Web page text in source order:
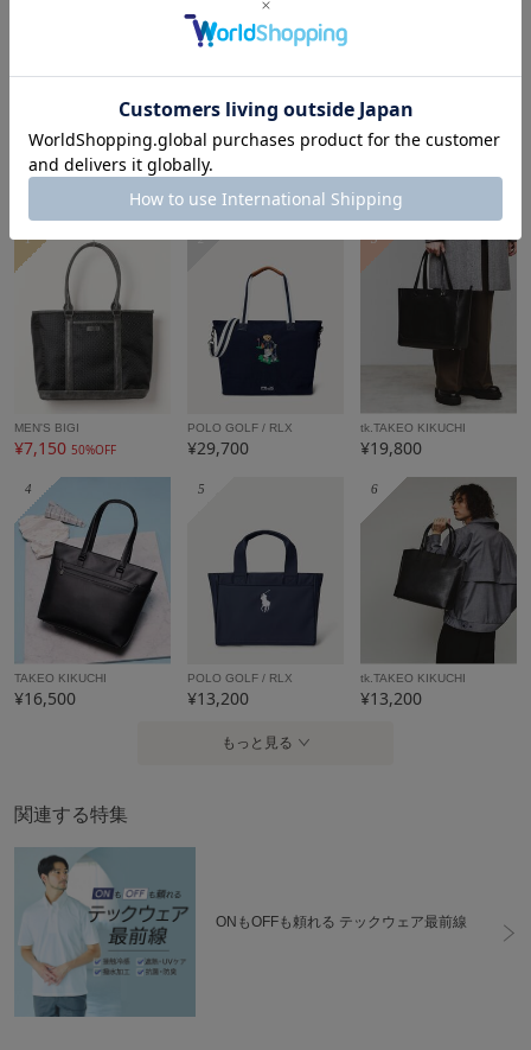
¥5,170 ¥7,590 ¥7,590
メンズトートバッグランキング
1
MEN'S BIGI
¥7,150 50%OFF
2
POLO GOLF / RLX
¥29,700
3
tk.TAKEO KIKUCHI
¥19,800
4
TAKEO KIKUCHI
¥16,500
5
POLO GOLF / RLX
¥13,200
6
tk.TAKEO KIKUCHI
¥13,200
もっと見る
関連する特集
ONもOFFも頼れる テックウェア最前線